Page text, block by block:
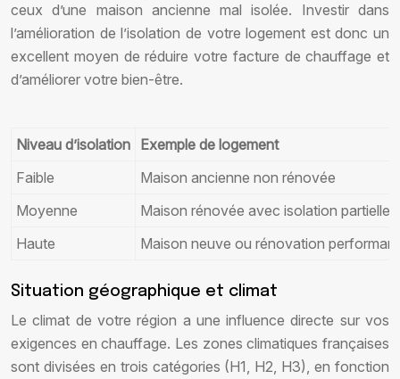
ceux d’une maison ancienne mal isolée. Investir dans
l’amélioration de l’isolation de votre logement est donc un
excellent moyen de réduire votre facture de chauffage et
d’améliorer votre bien-être.
Niveau d’isolation
Exemple de logement
Faible
Maison ancienne non rénovée
Moyenne
Maison rénovée avec isolation partielle
Haute
Maison neuve ou rénovation
Situation géographique et climat
Le climat de votre région a une influence directe sur vos
exigences en chauffage. Les zones climatiques françaises
sont divisées en trois catégories (H1, H2, H3), en fonction